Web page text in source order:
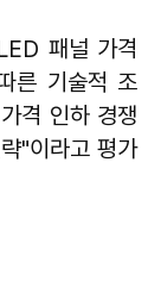
패널 가격
른 기술적 조
격 인하 경쟁
"이라고 평가